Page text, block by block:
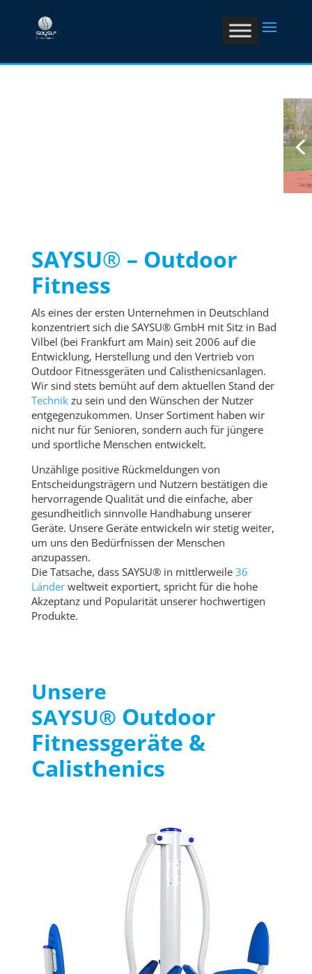
SAYSU® – Outdoor
Fitness
Als eines der ersten Unternehmen in Deutschland
konzentriert sich die SAYSU® GmbH mit Sitz in Bad
Vilbel (bei Frankfurt am Main) seit 2006 auf die
Entwicklung, Herstellung und den Vertrieb von
Outdoor Fitnessgeräten und Calisthenicsanlagen.
Wir sind stets bemüht auf dem aktuellen Stand der
Technikzu sein und den Wünschen der Nutzer
entgegenzukommen. Unser Sortiment haben wir
nicht nur für Senioren, sondern auch für jüngere
und sportliche Menschen entwickelt.
Unzählige positive Rückmeldungen von
Entscheidungsträgern und Nutzern bestätigen die
hervorragende Qualität und die einfache, aber
gesundheitlich sinnvolle Handhabung unserer
Geräte. Unsere Geräte entwickeln wir stetig weiter,
um uns den Bedürfnissen der Menschen
anzupassen.
Die Tatsache, dass SAYSU® in mittlerweile 36
Länderweltweit exportiert, spricht für die hohe
Akzeptanz und Popularität unserer hochwertigen
Produkte.
Unsere
SAYSU® Outdoor
Fitnessgeräte &
Calisthenics